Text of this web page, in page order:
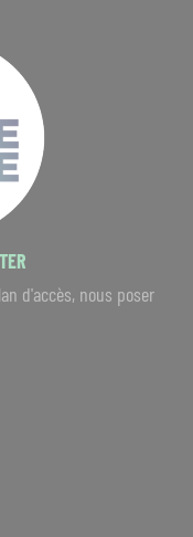
d'accès, nous poser